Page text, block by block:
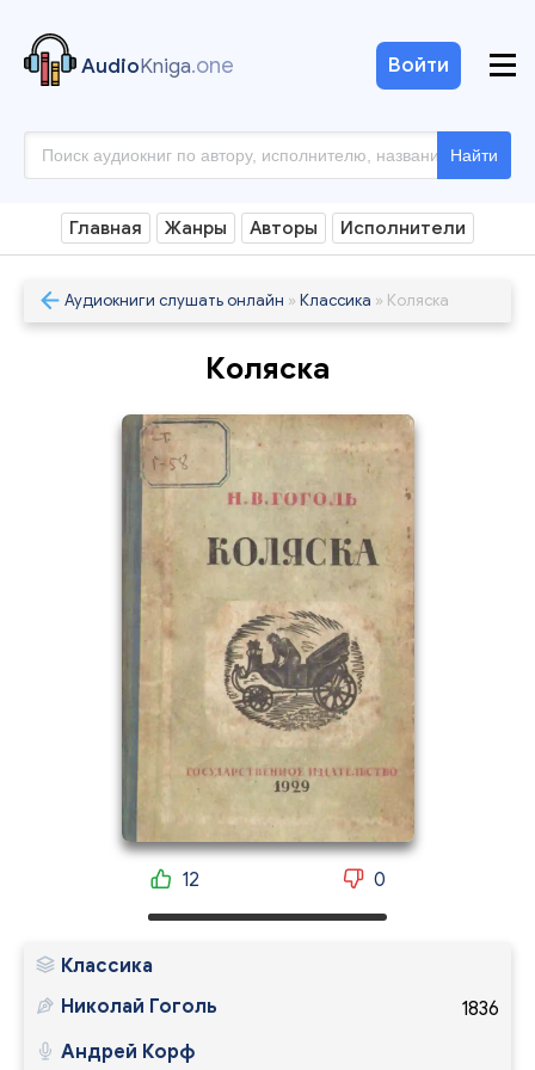
AudioKniga.one
Найти
Войти
Главная Жанры Авторы Исполнители
Аудиокниги слушать онлайн » Классика » Коляска
Коляска
12 0
Классика
1836
Николай Гоголь
Андрей Корф